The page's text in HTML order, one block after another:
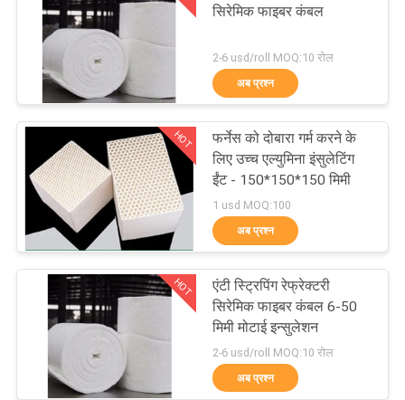
हमारे
कारखाने
गुणवत्ता
नियंत्रण
उच्च एल्यूमिना आग रोक
ईंटें
87
सिलिका दुर्दम्य ईंटें
57
सिरेमिक फाइबर कंबल
2-6 usd/roll MOQ:10 रोल
अब प्रश्न
HOT
फर्नेस को दोबारा गर्म करने के
लिए उच्च एल्युमिना इंसुलेटिंग
ईंट - 150*150*150 मिमी
1 usd MOQ:100
अब प्रश्न
HOT
एंटी स्ट्रिपिंग रेफ्रेक्टरी
सिरेमिक फाइबर कंबल 6-50
मिमी मोटाई इन्सुलेशन
2-6 usd/roll MOQ:10 रोल
अब प्रश्न